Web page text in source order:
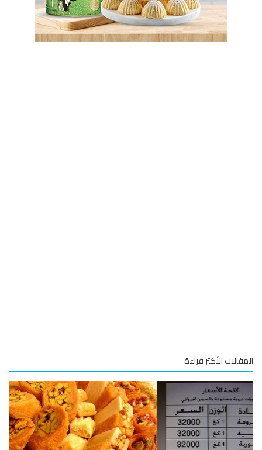
الأكثر قراءة